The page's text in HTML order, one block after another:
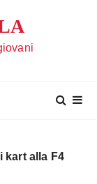
kart alla F4